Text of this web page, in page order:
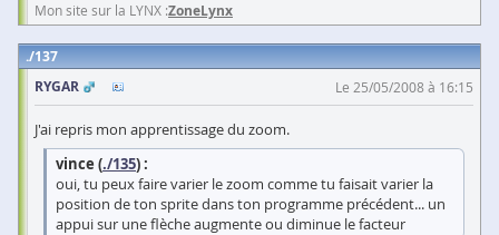
Mon site sur la LYNX :ZoneLynx
137
RYGAR
Le 25/05/2008 à 16:15
J'ai repris mon apprentissage du zoom.
vince (./135) :
oui, tu peux faire varier le zoom comme tu faisait varier la
position de ton sprite dans ton programme précédent... un
appui sur une flèche augmente ou diminue le facteur